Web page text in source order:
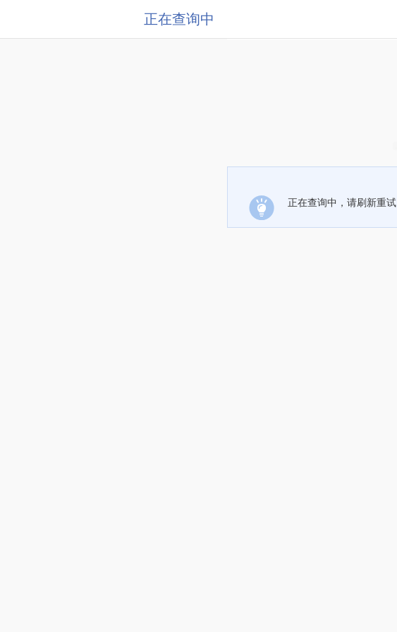
正在查询中
正在查询中，请刷新重试